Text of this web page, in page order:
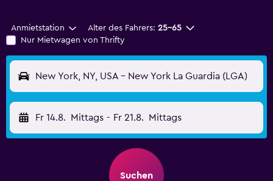
Anmietstation Alter des Fahrers: 25-65
Nur Mietwagen von Thrifty
New York, NY, USA - New York La Guardia (LGA)
Fr 14.8. Mittags - Fr 21.8. Mittags
Suchen